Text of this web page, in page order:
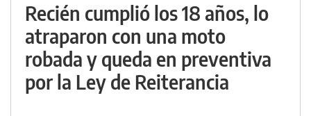
Recién cumplió los 18 años, lo
atraparon con una moto
robada y queda en preventiva
por la Ley de Reiterancia